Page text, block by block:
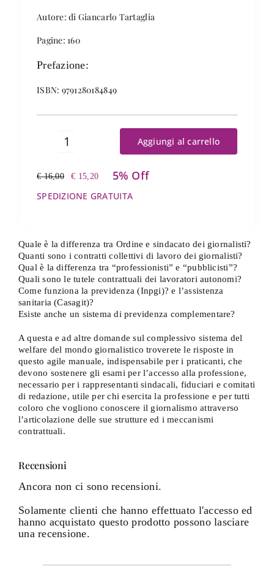
Autore: di Giancarlo Tartaglia
Pagine: 160
Prefazione:
ISBN: 9791280184849
Lineamenti
diritto
Aggiungi al carrello
€16,00
Il
prezzo
€ 15,20
Il
prezzo
5% Off
SPEDIZIONE GRATUITA
Quale è la differenza tra Ordine e sindacato dei giornalisti?
Quanti sono i contratti collettivi di lavoro dei giornalisti?
Qual è la differenza tra “professionisti” e “pubblicisti”?
Quali sono le tutele contrattuali dei lavoratori autonomi?
Come funziona la previdenza (Inpgi)? e l’assistenza
sanitaria (Casagit)?
Esiste anche un sistema di previdenza complementare?
A questa e ad altre domande sul complessivo sistema del
welfare del mondo giornalistico troverete le risposte in
questo agile manuale, indispensabile per i praticanti, che
devono sostenere gli esami per l’accesso alla professione,
necessario per i rappresentanti sindacali, fiduciari e comitati
di redazione, utile per chi esercita la professione e per tutti
coloro che vogliono conoscere il giornalismo attraverso
l’articolazione delle sue strutture ed i meccanismi
contrattuali.
Recensioni
Ancora non ci sono recensioni.
Solamente clienti che hanno effettuato l'accesso ed
hanno acquistato questo prodotto possono lasciare
una recensione.